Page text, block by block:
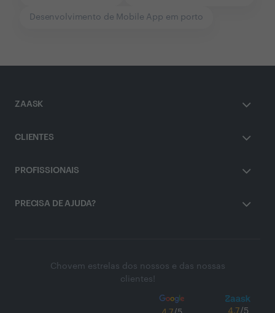
Desenvolvimento de Mobile App em porto
ZAASK
CLIENTES
PROFISSIONAIS
PRECISA DE AJUDA?
Chovem estrelas dos nossos e das nossas
clientes!